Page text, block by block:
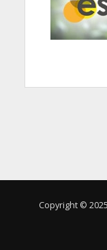
Copyright ©